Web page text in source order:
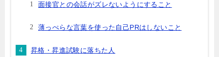
面接官との会話がズレないようにすること
薄っぺらな言葉を使った自己PRはしないこと
昇格・昇進試験に落ちた人